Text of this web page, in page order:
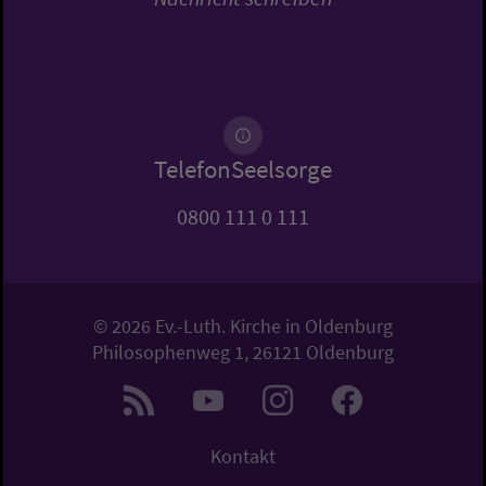
TelefonSeelsorge
0800 111 0 111
© 2026 Ev.-Luth. Kirche in Oldenburg
Philosophenweg 1, 26121 Oldenburg
Kontakt